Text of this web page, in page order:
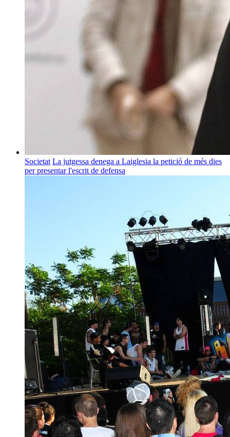
Societat La jutgessa denega a Laiglesia la petició de més dies
per presentar l'escrit de defensa